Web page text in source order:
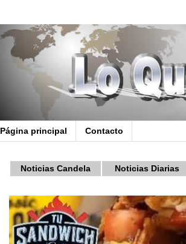
Página principal Contacto
Noticias Candela Noticias Diarias